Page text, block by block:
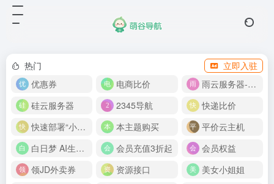
热门
立即入驻
优惠券
电商比价
雨云服务器-新人首月 5 折
硅云服务器
2345导航
快递比价
快速部署“小龙虾”
本主题购买
平价云主机
白日梦 AI生成50分钟视频
会员充值3折起
会员权益
领JD外卖券
资源接口
美女小姐姐